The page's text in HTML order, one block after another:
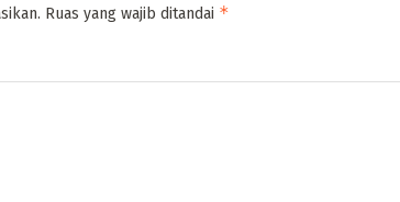
Ruas yang wajib ditandai *